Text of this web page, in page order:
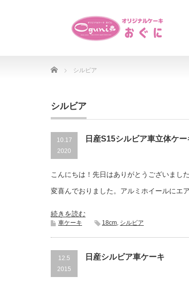
Home シルビア
シルビア
10.17
2020
日産S15シルビア車立体ケー
こんにちは！先日はありがとうございまし
変喜んでおりました。アルミホイールにエ
続きを読む
車ケーキ 18cm, シルビア
12.5
2015
日産シルビア車ケーキ